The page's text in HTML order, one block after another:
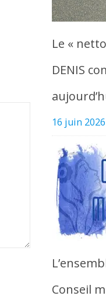
Le «
DENIS
16 juin 2026
Conseil